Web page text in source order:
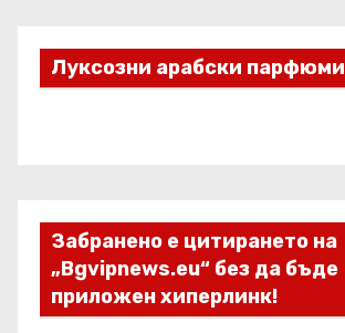
Луксозни арабски парфюми
Забранено е цитирането на
„Bgvipnews.eu“ без да бъде
приложен хиперлинк!